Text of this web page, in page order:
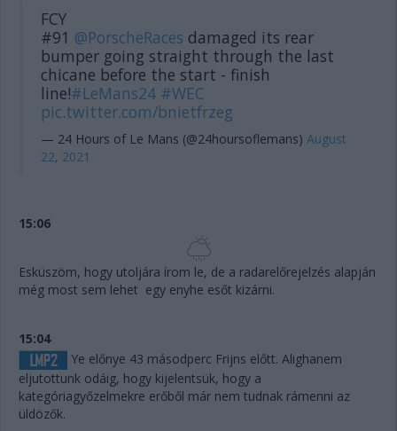
FCY
#91 @PorscheRaces damaged its rear
bumper going straight through the last
chicane before the start - finish
line!#LeMans24 #WEC
pic.twitter.com/bnietfrzeg
— 24 Hours of Le Mans (@24hoursoflemans) August
22, 2021
15:06
Esküszöm, hogy utoljára írom le, de a radarelőrejelzés alapján
még most sem lehet egy enyhe esőt kizárni.
15:04
Ye előnye 43 másodperc Frijns előtt. Alighanem
eljutottunk odáig, hogy kijelentsük, hogy a
kategóriagyőzelmekre erőből már nem tudnak rámenni az
üldözők.